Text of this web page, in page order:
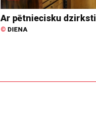
Ar pētniecisku dzirksti
© DIENA